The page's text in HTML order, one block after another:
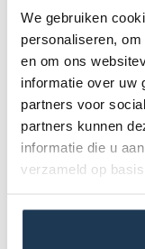
We gebruiken
personaliseren,
en om ons
informatie over uw
partners voor
partners kunnen
informatie die u
verzameld op